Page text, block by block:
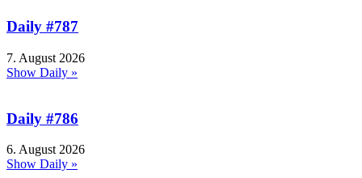
Daily #787
7. August 2026
Show Daily »
Daily #786
6. August 2026
Show Daily »